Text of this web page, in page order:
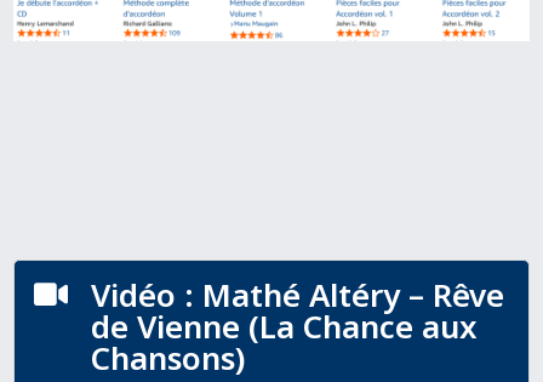
 Vidéo : Mathé Altéry – Rêve
de Vienne (La Chance aux
Chansons)